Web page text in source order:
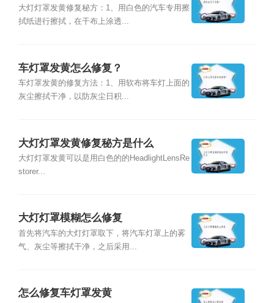
大灯灯罩发黄修复秘方：1、用白色的汽车专用擦
拭纸进行擦拭，在干布上涂透...
车灯罩发黄怎么修复？
车灯罩发黄的修复方法：1、用软布将车灯上面的
灰尘擦拭干净，以防灰尘日积...
大灯灯罩发黄修复秘方是什么
大灯灯罩发黄可以是用白色的的HeadlightLensRe
storer...
大灯灯罩模糊怎么修复
首先将汽车的大灯灯罩取下，将汽车灯罩上的雾
气、灰尘等擦拭干净，之后采用...
怎么修复车灯罩发黄